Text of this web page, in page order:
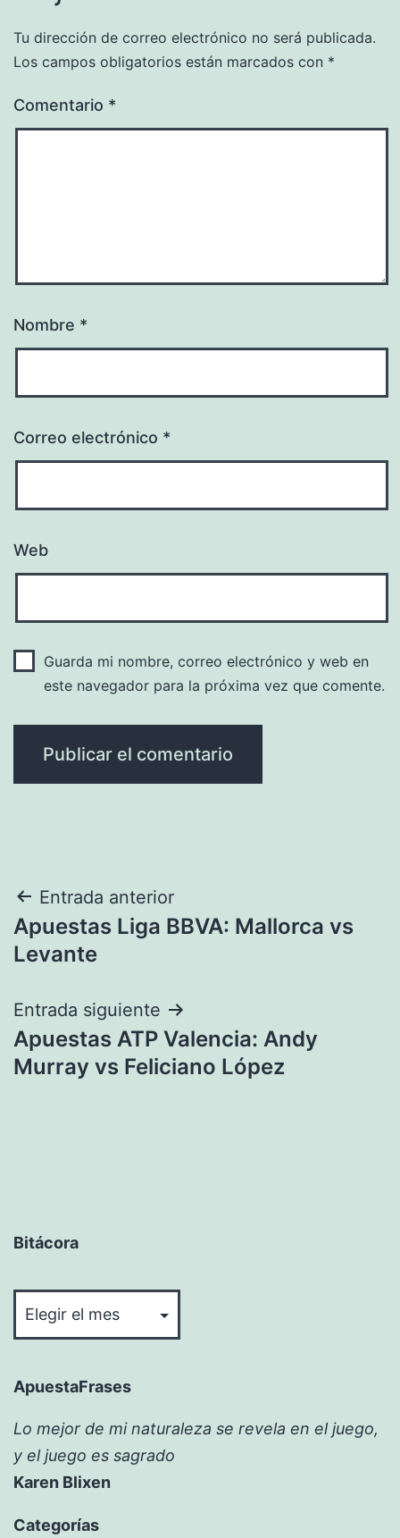
Tu dirección de correo electrónico no será publicada.
Los campos obligatorios están marcados con *
Comentario *
Nombre *
Correo electrónico *
Web
Guarda mi nombre, correo electrónico y web en
este navegador para la próxima vez que comente.
Navegación
de
Entrada anterior
Apuestas Liga BBVA: Mallorca vs
Levante
Entrada siguiente
Apuestas ATP Valencia: Andy
Murray vs Feliciano López
Bitácora
ApuestaFrases
Lo mejor de mi naturaleza se revela en el juego,
y el juego es sagrado
Karen Blixen
Categorías